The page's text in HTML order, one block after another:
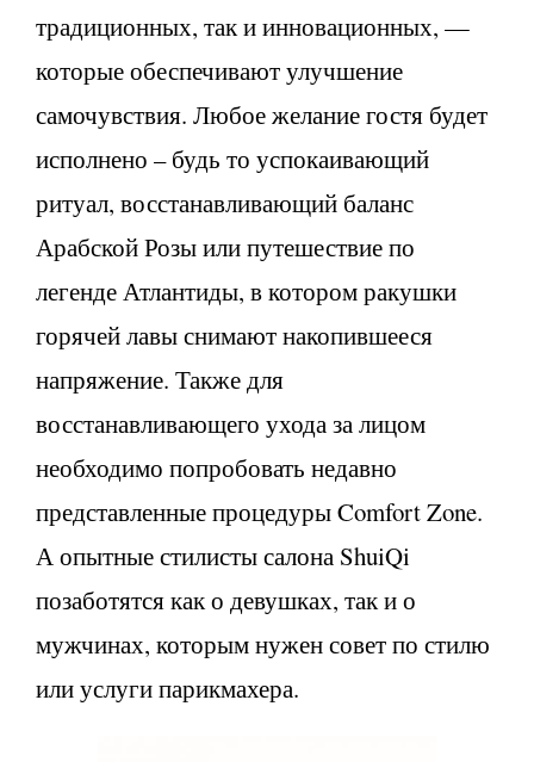
традиционных, так и инновационных, —
которые обеспечивают улучшение
самочувствия. Любое желание гостя будет
исполнено – будь то успокаивающий
ритуал, восстанавливающий баланс
Арабской Розы или путешествие по
легенде Атлантиды, в котором ракушки
горячей лавы снимают накопившееся
напряжение. Также для
восстанавливающего ухода за лицом
необходимо попробовать недавно
представленные процедуры Comfort Zone.
А опытные стилисты салона ShuiQi
позаботятся как о девушках, так и о
мужчинах, которым нужен совет по стилю
или услуги парикмахера.